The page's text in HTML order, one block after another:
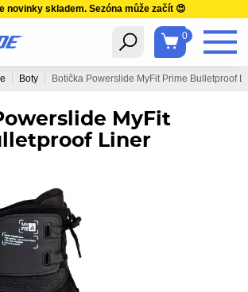
novinky skladem. Sezóna může začít 😍
0
Boty Botička Powerslide MyFit Prime Bulletproof
MyFit
Liner